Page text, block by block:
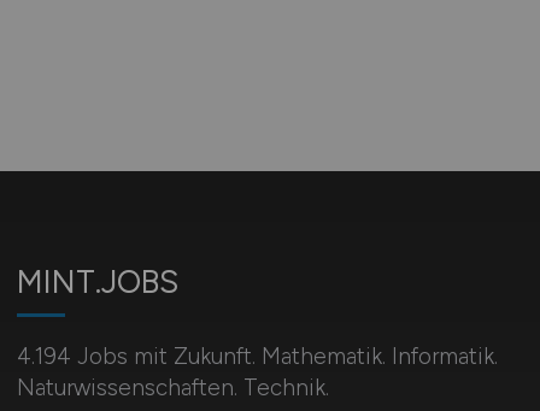
MINT.JOBS
4.194 Jobs mit Zukunft. Mathematik. Informatik.
Naturwissenschaften. Technik.